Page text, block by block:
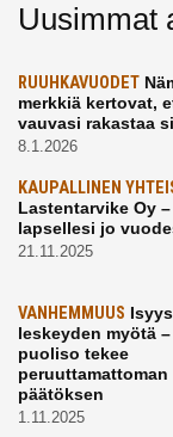
Uusimmat
RUUHKAVUODET
merkkiä kertovat,
vauvasi rakastaa
8.1.2026
KAUPALLINEN
Lastentarvike Oy
lapsellesi jo
21.11.2025
VANHEMMUUS Isyys
leskeyden myötä
puoliso tekee
peruuttamattoman
päätöksen
1.11.2025